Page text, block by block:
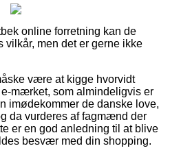
online forretning kan de
vilkår, men det er gerne ikke
være at kigge hvorvidt
mærket, som almindeligvis er
imødekommer de danske love,
da vurderes af fagmænd der
er en god anledning til at blive
besvær med din shopping.